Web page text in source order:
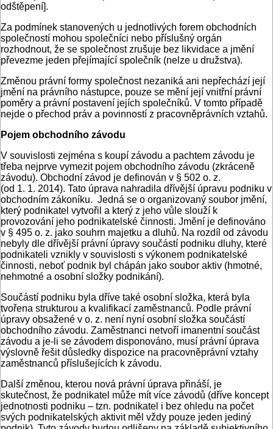
odštěpení].
Za podmínek stanovených u jednotlivých forem obchodních
společností mohou společníci nebo příslušný orgán
rozhodnout, že se společnost zrušuje bez likvidace a jmění
převezme jeden přejímající společník (nelze u družstva).
Změnou právní formy společnost nezaniká ani nepřechází její
jmění na právního nástupce, pouze se mění její vnitřní právní
poměry a právní postavení jejích společníků. V tomto případě
nejde o přechod práv a povinností z pracovněprávních vztahů.
Pojem obchodního závodu
V souvislosti zejména s koupí závodu a pachtem závodu je
třeba nejprve vymezit pojem obchodního závodu (zkráceně
závodu). Obchodní závod je definován v § 502 o. z.
(od 1. 1. 2014). Tato úprava nahradila dřívější úpravu podniku v
obchodním zákoníku. Jedná se o organizovaný soubor jmění,
který podnikatel vytvořil a který z jeho vůle slouží k
provozování jeho podnikatelské činnosti. Jmění je definováno
v § 495 o. z. jako souhrn majetku a dluhů. Na rozdíl od závodu
nebyly dle dřívější právní úpravy součástí podniku dluhy, které
podnikateli vznikly v souvislosti s výkonem podnikatelské
činnosti, neboť podnik byl chápán jako soubor aktiv (hmotné,
nehmotné a osobní složky podnikání).
Součástí podniku byla dříve také osobní složka, která byla
tvořena strukturou a kvalifikací zaměstnanců. Podle právní
úpravy obsažené v o. z. není nyní osobní složka součástí
obchodního závodu. Zaměstnanci netvoří imanentní součást
závodu a je-li se závodem disponováno, musí právní úprava
výslovně řešit důsledky dispozice na pracovněprávní vztahy
zaměstnanců příslušejících k závodu.
Další změnou, kterou nová právní úprava přináší, je
skutečnost, že podnikatel může mít více závodů (dříve koncept
jednotnosti podniku – tzn. podnikatel i bez ohledu na počet
svých podnikatelských aktivit měl vždy pouze jeden jediný